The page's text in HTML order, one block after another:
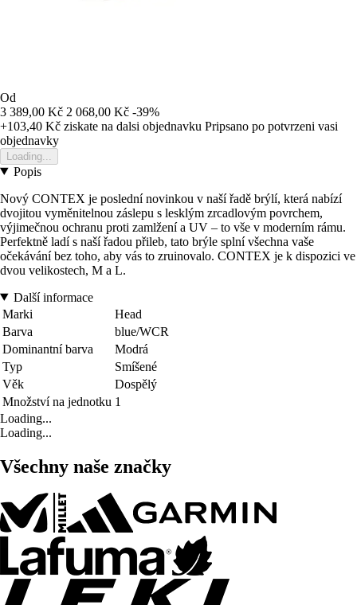
Od
3 389,00 Kč 2 068,00 Kč -39%
+103,40 Kč ziskate na dalsi objednavku Pripsano po potvrzeni vasi
objednavky
Loading...
Popis
Nový CONTEX je poslední novinkou v naší řadě brýlí, která nabízí
dvojitou vyměnitelnou záslepu s lesklým zrcadlovým povrchem,
výjimečnou ochranu proti zamlžení a UV – to vše v moderním rámu.
Perfektně ladí s naší řadou přileb, tato brýle splní všechna vaše
očekávání bez toho, aby vás to zruinovalo. CONTEX je k dispozici ve
dvou velikostech, M a L.
Další informace
Marki
Head
Barva
blue/WCR
Dominantní barva
Modrá
Typ
Smíšené
Věk
Dospělý
Množství na jednotku 1
Loading...
Loading...
Všechny naše značky